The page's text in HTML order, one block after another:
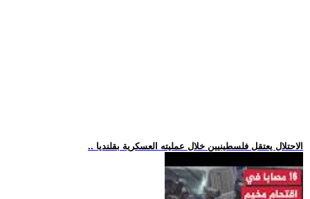
.. الاحتلال يعتقل فلسطينيين خلال عمليته العسكرية بقلنديا